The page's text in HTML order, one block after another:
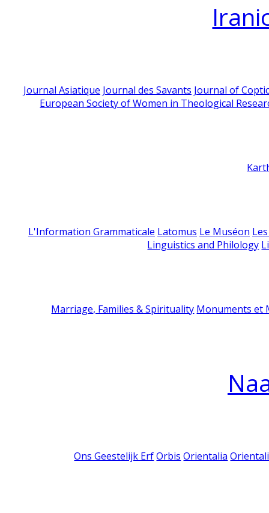
Journal Asiatique Journal des Savants Journal of
European Society of Women in Theological
L'Information Grammaticale Latomus Le Muséon
Linguistics and Philology
Marriage, Families & Spirituality Monuments et
Ons Geestelijk Erf Orbis Orientalia